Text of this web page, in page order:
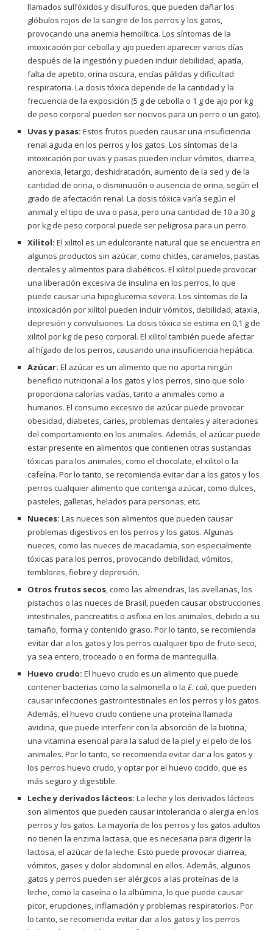
llamados sulfóxidos y disulfuros, que pueden dañar los
glóbulos rojos de la sangre de los perros y los gatos,
provocando una anemia hemolítica. Los síntomas de la
intoxicación por cebolla y ajo pueden aparecer varios días
después de la ingestión y pueden incluir debilidad, apatía,
falta de apetito, orina oscura, encías pálidas y dificultad
respiratoria. La dosis tóxica depende de la cantidad y la
frecuencia de la exposición (5 g de cebolla o 1 g de ajo por kg
de peso corporal pueden ser nocivos para un perro o un gato).
Uvas y pasas: Estos frutos pueden causar una insuficiencia
renal aguda en los perros y los gatos. Los síntomas de la
intoxicación por uvas y pasas pueden incluir vómitos, diarrea,
anorexia, letargo, deshidratación, aumento de la sed y de la
cantidad de orina, o disminución o ausencia de orina, según el
grado de afectación renal. La dosis tóxica varía según el
animal y el tipo de uva o pasa, pero una cantidad de 10 a 30 g
por kg de peso corporal puede ser peligrosa para un perro.
Xilitol: El xilitol es un edulcorante natural que se encuentra en
algunos productos sin azúcar, como chicles, caramelos, pastas
dentales y alimentos para diabéticos. El xilitol puede provocar
una liberación excesiva de insulina en los perros, lo que
puede causar una hipoglucemia severa. Los síntomas de la
intoxicación por xilitol pueden incluir vómitos, debilidad, ataxia,
depresión y convulsiones. La dosis tóxica se estima en 0,1 g de
xilitol por kg de peso corporal. El xilitol también puede afectar
al hígado de los perros, causando una insuficiencia hepática.
Azúcar: El azúcar es un alimento que no aporta ningún
beneficio nutricional a los gatos y los perros, sino que solo
proporciona calorías vacías, tanto a animales como a
humanos. El consumo excesivo de azúcar puede provocar
obesidad, diabetes, caries, problemas dentales y alteraciones
del comportamiento en los animales. Además, el azúcar puede
estar presente en alimentos que contienen otras sustancias
tóxicas para los animales, como el chocolate, el xilitol o la
cafeína. Por lo tanto, se recomienda evitar dar a los gatos y los
perros cualquier alimento que contenga azúcar, como dulces,
pasteles, galletas, helados para personas, etc.
Nueces: Las nueces son alimentos que pueden causar
problemas digestivos en los perros y los gatos. Algunas
nueces, como las nueces de macadamia, son especialmente
tóxicas para los perros, provocando debilidad, vómitos,
temblores, fiebre y depresión.
Otros frutos secos, como las almendras, las avellanas, los
pistachos o las nueces de Brasil, pueden causar obstrucciones
intestinales, pancreatitis o asfixia en los animales, debido a su
tamaño, forma y contenido graso. Por lo tanto, se recomienda
evitar dar a los gatos y los perros cualquier tipo de fruto seco,
ya sea entero, troceado o en forma de mantequilla.
Huevo crudo: El huevo crudo es un alimento que puede
contener bacterias como la salmonella o la E. coli, que pueden
causar infecciones gastrointestinales en los perros y los gatos.
Además, el huevo crudo contiene una proteína llamada
avidina, que puede interferir con la absorción de la biotina,
una vitamina esencial para la salud de la piel y el pelo de los
animales. Por lo tanto, se recomienda evitar dar a los gatos y
los perros huevo crudo, y optar por el huevo cocido, que es
más seguro y digestible.
Leche y derivados lácteos: La leche y los derivados lácteos
son alimentos que pueden causar intolerancia o alergia en los
perros y los gatos. La mayoría de los perros y los gatos adultos
no tienen la enzima lactasa, que es necesaria para digerir la
lactosa, el azúcar de la leche. Esto puede provocar diarrea,
vómitos, gases y dolor abdominal en ellos. Además, algunos
gatos y perros pueden ser alérgicos a las proteínas de la
leche, como la caseína o la albúmina, lo que puede causar
picor, erupciones, inflamación y problemas respiratorios. Por
lo tanto, se recomienda evitar dar a los gatos y los perros